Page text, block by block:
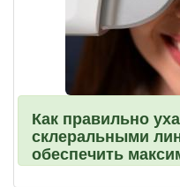
Как правильно
склеральными
обеспечить